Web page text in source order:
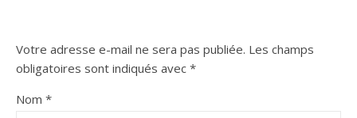
Votre adresse e-mail ne sera pas publiée. Les champs
obligatoires sont indiqués avec *
Nom *